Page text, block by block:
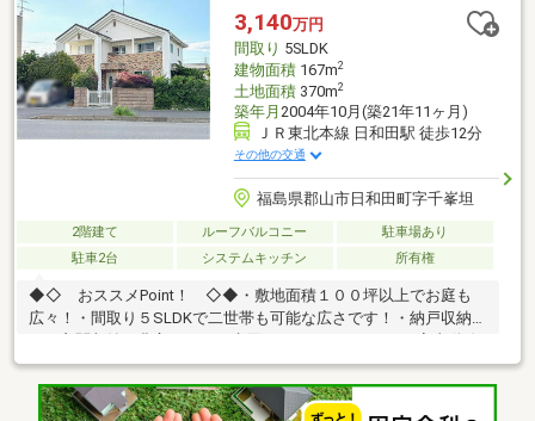
となっており、管理費として4 000円/月が発生いたします。別
途、町内会費8 000円/年が発生いたします。
3,140万円
間取り 5SLDK
建物面積167m2
土地面積370m2
築年月 2004年10月(築21年11ヶ月)
ＪＲ東北本線 日和田駅 徒歩12分
その他の交通
福島県郡山市日和田町字千峯坦
2階建て ルーフバルコニー
駐車場あり
駐車2台
システムキッチン 所有権
◆◇ おススメPoint！ ◇◆・敷地面積１００坪以上でお庭も
広々！・間取り５SLDKで二世帯も可能な広さです！・納戸収納付
良好！・南向き日当たり良好、閑静な住宅街！〈周辺環境〉日和
田小学校・・・徒歩２７分日和田中学校・・・徒歩３６分ローソ
ン 郡山日和田店・・・徒歩３分ヨークベニマル 日和田店・・・徒